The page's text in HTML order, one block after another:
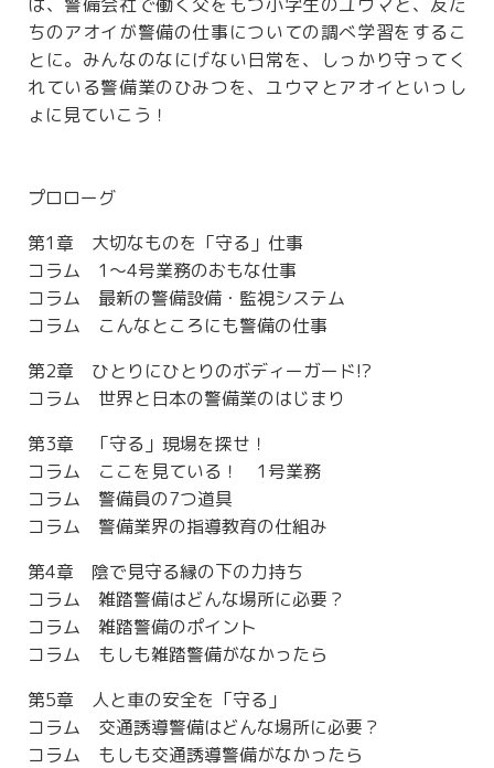
ちのアオイが警備の仕事についての調べ学習をするこ
とに。みんなのなにげない日常を、しっかり守ってく
れている警備業のひみつを、ユウマとアオイといっし
ょに見ていこう！
プロローグ
第1章 大切なものを「守る」仕事
コラム 1～4号業務のおもな仕事
コラム 最新の警備設備・監視システム
コラム こんなところにも警備の仕事
第2章 ひとりにひとりのボディーガード!?
コラム 世界と日本の警備業のはじまり
第3章 「守る」現場を探せ！
コラム ここを見ている！ 1号業務
コラム 警備員の7つ道具
コラム 警備業界の指導教育の仕組み
第4章 陰で見守る縁の下の力持ち
コラム 雑踏警備はどんな場所に必要？
コラム 雑踏警備のポイント
コラム もしも雑踏警備がなかったら
第5章 人と車の安全を「守る」
コラム 交通誘導警備はどんな場所に必要？
コラム もしも交通誘導警備がなかったら